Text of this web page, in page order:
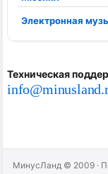
Электронная
Техническая
МинусЛанд © 2009 ·